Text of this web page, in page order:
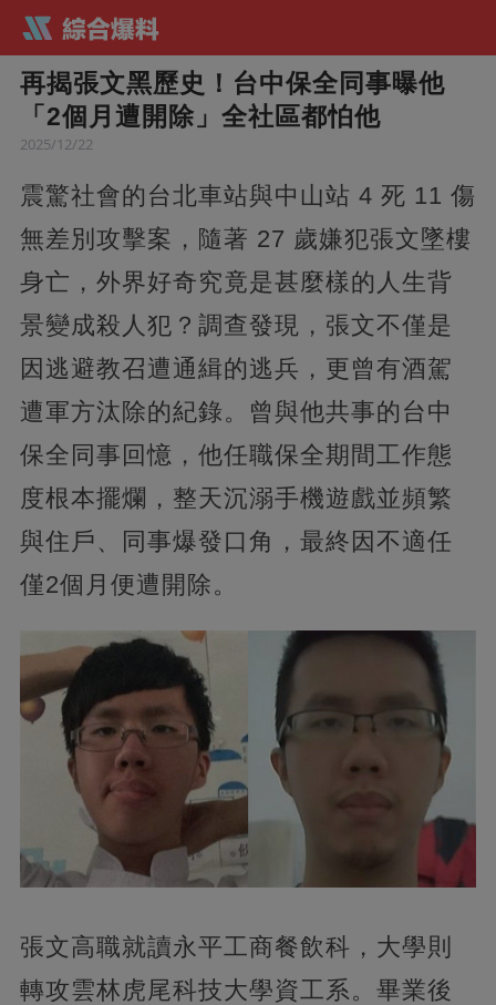
再揭張文黑歷史！台中保全同事曝他
「2個月遭開除」全社區都怕他
2025/12/22
震驚社會的台北車站與中山站 4 死 11 傷
無差別攻擊案，隨著 27 歲嫌犯張文墜樓
身亡，外界好奇究竟是甚麼樣的人生背
景變成殺人犯？調查發現，張文不僅是
因逃避教召遭通緝的逃兵，更曾有酒駕
遭軍方汰除的紀錄。曾與他共事的台中
保全同事回憶，他任職保全期間工作態
度根本擺爛，整天沉溺手機遊戲並頻繁
與住戶、同事爆發口角，最終因不適任
僅2個月便遭開除。
張文高職就讀永平工商餐飲科，大學則
轉攻雲林虎尾科技大學資工系。畢業後